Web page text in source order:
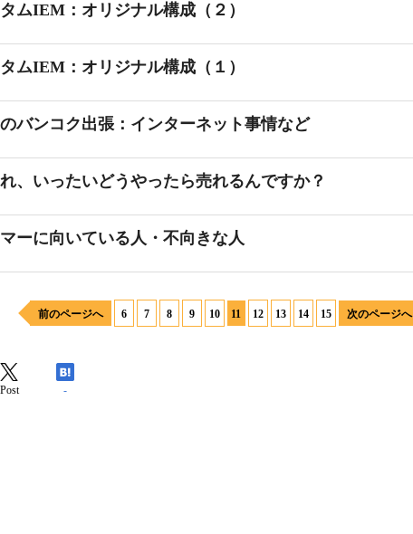
ムIEM：オリジナル構成（２）
ムIEM：オリジナル構成（１）
バンコク出張：インターネット事情など
、いったいどうやったら売れるんですか？
ーに向いている人・不向きな人
前のページへ 6 7 8 9 10 11 12 13 14 15 次のページへ
Post -